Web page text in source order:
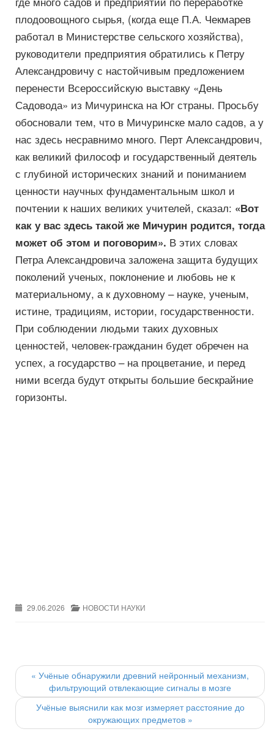
плодоовощного сырья, (когда еще П.А. Чекмарев
работал в Министерстве сельского хозяйства),
руководители предприятия обратились к Петру
Александровичу с настойчивым предложением
перенести Всероссийскую выставку «День
Садовода» из Мичуринска на Юг страны. Просьбу
обосновали тем, что в Мичуринске мало садов, а у
нас здесь несравнимо много. Перт Александрович,
как великий философ и государственный деятель
с глубиной исторических знаний и пониманием
ценности научных фундаментальным школ и
почтении к наших великих учителей, сказал: «Вот
как у вас здесь такой же Мичурин родится, тогда
может об этом и поговорим». В этих словах
Петра Александровича заложена защита будущих
поколений ученых, поклонение и любовь не к
материальному, а к духовному – науке, ученым,
истине, традициям, истории, государственности.
При соблюдении людьми таких духовных
ценностей, человек-гражданин будет обречен на
успех, а государство – на процветание, и перед
ними всегда будут открыты большие бескрайние
горизонты.
29.06.2026 НОВОСТИ НАУКИ
Post
navigation
« Учёные обнаружили древний нейронный механизм,
фильтрующий отвлекающие сигналы в мозге
Учёные выяснили как мозг измеряет расстояние до
окружающих предметов »